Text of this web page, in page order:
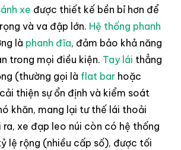
xe được thiết kế bền bỉ hơn để
và va đập lớn. Hệ thống phanh
là phanh đĩa, đảm bảo khả năng
trong mọi điều kiện. Tay lái thẳng
(thường gọi là flat bar hoặc
thiện sự ổn định và kiểm soát
khăn, mang lại tư thế lái thoải
ra, xe đạp leo núi còn có hệ thống
lệ rộng (nhiều cấp số), được tối